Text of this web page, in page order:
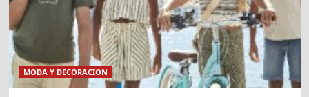
MODA Y DECORACION